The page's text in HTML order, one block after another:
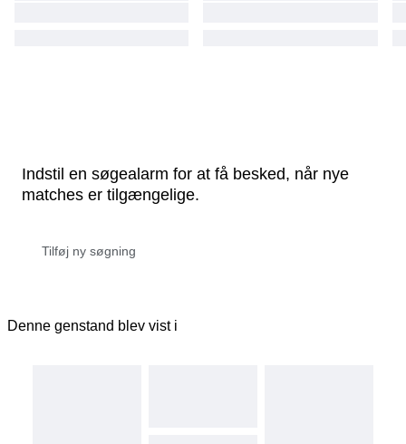
Indstil en søgealarm for at få besked, når nye
matches er tilgængelige.
Denne genstand blev vist i